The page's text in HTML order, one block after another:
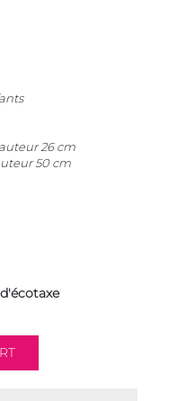
26 cm
50 cm